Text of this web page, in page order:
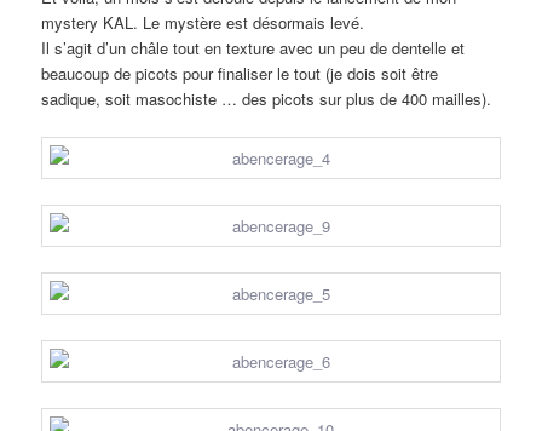
mystery KAL. Le mystère est désormais levé.
Il s’agit d’un châle tout en texture avec un peu de dentelle et
beaucoup de picots pour finaliser le tout (je dois soit être
sadique, soit masochiste … des picots sur plus de 400 mailles).